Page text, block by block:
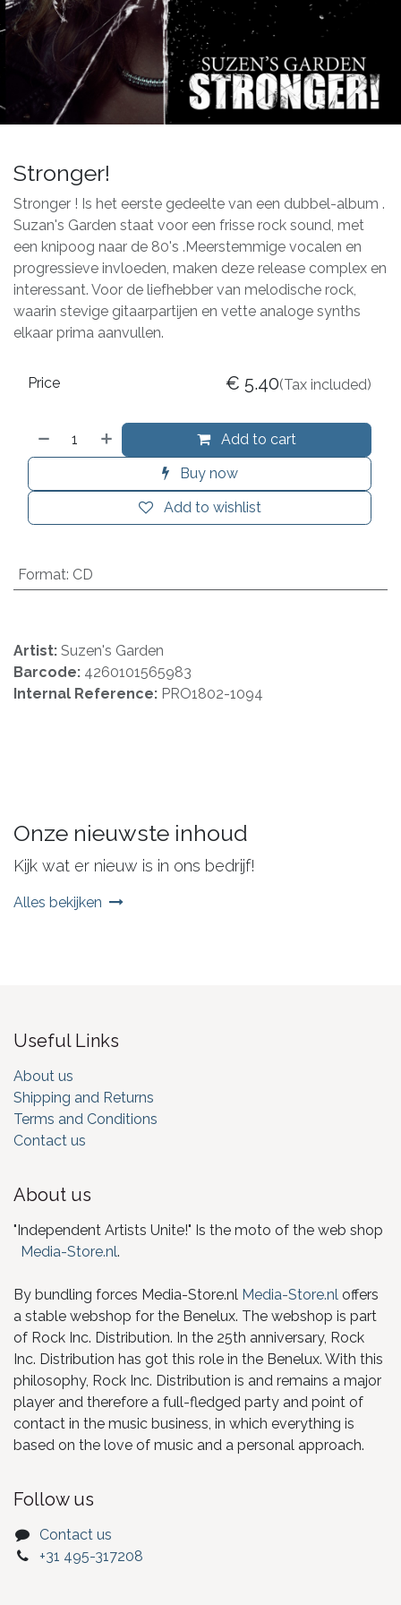
Stronger!
Stronger ! Is het eerste gedeelte van een dubbel-album .
Suzan's Garden staat voor een frisse rock sound, met
een knipoog naar de 80's .Meerstemmige vocalen en
progressieve invloeden, maken deze release complex en
interessant. Voor de liefhebber van melodische rock,
waarin stevige gitaarpartijen en vette analoge synths
elkaar prima aanvullen.
Add to cart
Buy now
Add to wishlist
Price € 5.40(Tax included)
Format: CD
Artist: Suzen's Garden
Barcode: 4260101565983
Internal Reference: PRO1802-1094
Onze nieuwste inhoud
Kijk wat er nieuw is in ons bedrijf!
Alles bekijken
Useful Links
About us
Shipping and Returns
Terms and Conditions
Contact us
About us
"Independent Artists Unite!" Is the moto of the web shop
Media-Store.nl.
By bundling forces Media-Store.nl Media-Store.nl offers
a stable webshop for the Benelux. The webshop is part
of Rock Inc. Distribution. In the 25th anniversary, Rock
Inc. Distribution has got this role in the Benelux. With this
philosophy, Rock Inc. Distribution is and remains a major
player and therefore a full-fledged party and point of
contact in the music business, in which everything is
based on the love of music and a personal approach.
Follow us
Contact us
+31 495-317208